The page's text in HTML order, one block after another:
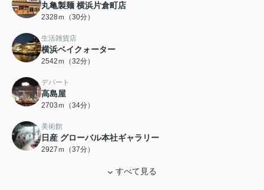
丸亀製麺 横浜片倉町店
2328ｍ（30分）
生活雑貨店
横浜ベイクォーター
2542ｍ（32分）
デパート
高島屋
2703ｍ（34分）
美術館
日産 グローバル本社ギャラリー
2927ｍ（37分）
すべて見る